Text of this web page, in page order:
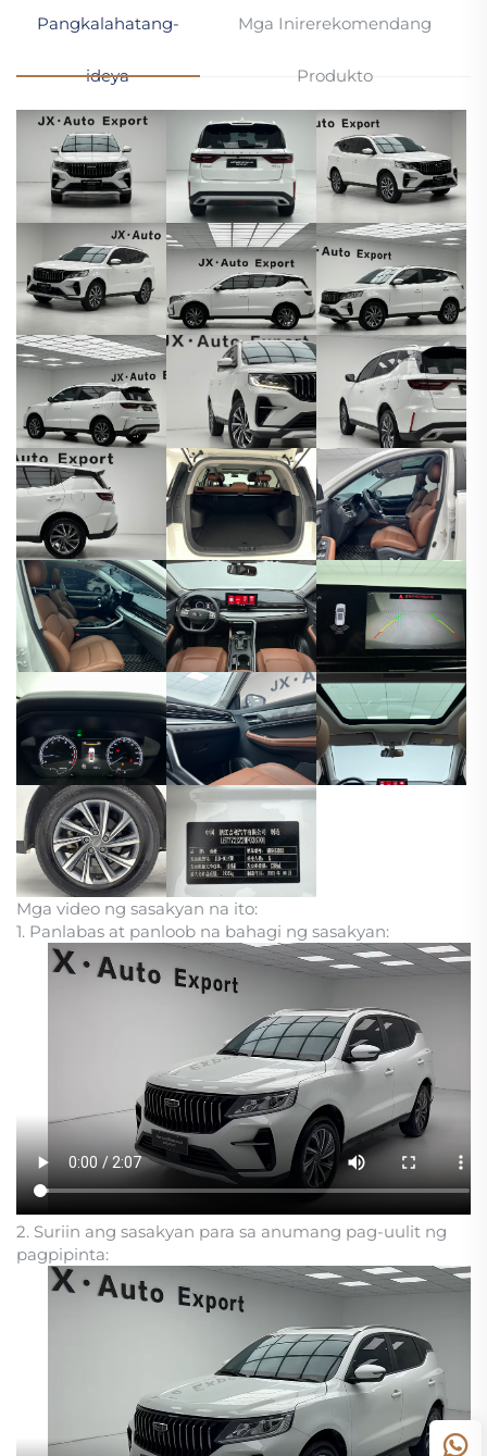
Pangkalahatang-
ideya
Mga Inirerekomendang
Produkto
Mga video ng sasakyan na ito:
1. Panlabas at panloob na bahagi ng sasakyan:
2. Suriin ang sasakyan para sa anumang pag-uulit ng
pagpipinta: